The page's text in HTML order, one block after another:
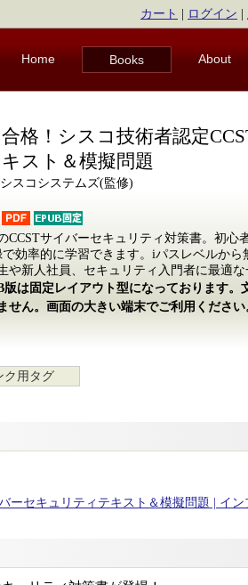
カート ログイン
Home Books About
格！シスコ技術者認定
スト＆模擬問題
スコシステムズ(監修)
CCSTサイバーセキュリティ対策書。初心
効率的に学習できます。iパスレベルか
や新人社員、セキュリティ入門者に最適な
版は固定レイアウト型になっております
せん。画面の大きい端末でご利用ください
ク用タグ
ーセキュリティテキスト＆模擬問題 | イン